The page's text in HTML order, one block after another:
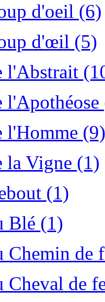
d'oeil (6)
d'œil (5)
l'Abstrait
l'Apothéose
l'Homme (9)
la Vigne (1)
(1)
Blé (1)
Chemin de
Cheval de